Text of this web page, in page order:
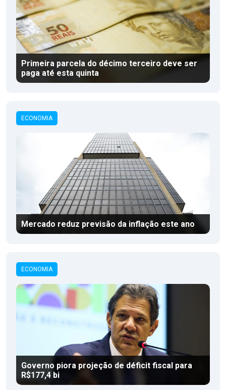
Primeira parcela do décimo terceiro deve ser
paga até esta quinta
ECONOMIA
Mercado reduz previsão da inflação este ano
ECONOMIA
Governo piora projeção de déficit fiscal para
R$177,4 bi